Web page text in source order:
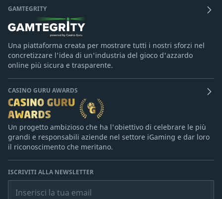
GAMTEGRITY
Una piattaforma creata per mostrare tutti i nostri sforzi nel
concretizzare l'idea di un'industria del gioco d'azzardo
online più sicura e trasparente.
CASINO GURU AWARDS
Un progetto ambizioso che ha l'obiettivo di celebrare le più
grandi e responsabili aziende nel settore iGaming e dar loro
il riconoscimento che meritano.
ISCRIVITI ALLA NEWSLETTER
Inserisci la tua email